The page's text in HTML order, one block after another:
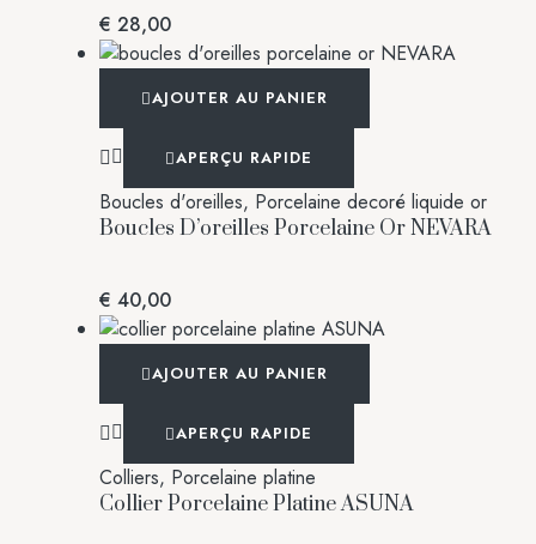
€ 28,00
AJOUTER AU PANIER
APERÇU RAPIDE
Boucles d'oreilles, Porcelaine decoré liquide or
Boucles D’oreilles Porcelaine Or NEVARA
€ 40,00
AJOUTER AU PANIER
APERÇU RAPIDE
Colliers, Porcelaine platine
Collier Porcelaine Platine ASUNA